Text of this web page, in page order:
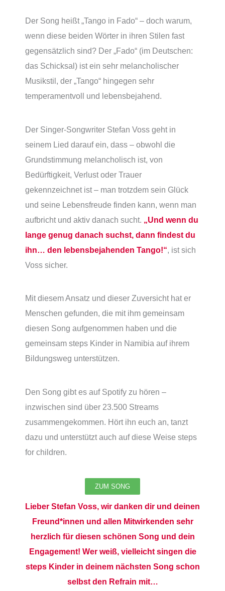
Der Song heißt „Tango in Fado“ – doch warum,
wenn diese beiden Wörter in ihren Stilen fast
gegensätzlich sind? Der „Fado“ (im Deutschen:
das Schicksal) ist ein sehr melancholischer
Musikstil, der „Tango“ hingegen sehr
temperamentvoll und lebensbejahend.
Der Singer-Songwriter Stefan Voss geht in
seinem Lied darauf ein, dass – obwohl die
Grundstimmung melancholisch ist, von
Bedürftigkeit, Verlust oder Trauer
gekennzeichnet ist – man trotzdem sein Glück
und seine Lebensfreude finden kann, wenn man
aufbricht und aktiv danach sucht.
„Und wenn du
lange genug danach suchst, dann findest du
ihn… den lebensbejahenden Tango!“ , ist sich
Voss sicher.
Mit diesem Ansatz und dieser Zuversicht hat er
Menschen gefunden, die mit ihm gemeinsam
diesen Song aufgenommen haben und die
gemeinsam steps Kinder in Namibia auf ihrem
Bildungsweg unterstützen.
Den Song gibt es auf Spotify zu hören –
inzwischen sind über 23.500 Streams
zusammengekommen. Hört ihn euch an, tanzt
dazu und unterstützt auch auf diese Weise steps
for children.
ZUM SONG
Lieber Stefan Voss, wir danken dir und deinen
Freund*innen und allen Mitwirkenden sehr
herzlich für diesen schönen Song und dein
Engagement! Wer weiß, vielleicht singen die
steps Kinder in deinem nächsten Song schon
selbst den Refrain mit…